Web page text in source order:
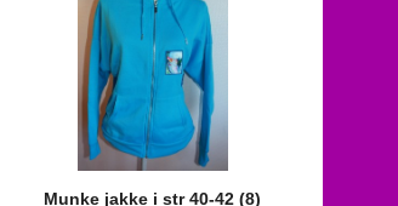
Munke jakke i str 40-42 (8)